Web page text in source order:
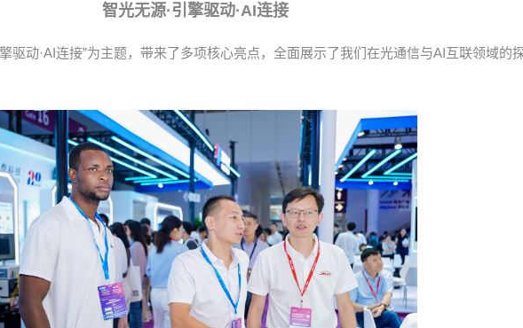
智光无源·引擎驱动·AI连接
动·AI连接”为主题，带来了多项核心亮点，全面展示了我们在光通信与AI互联领域的